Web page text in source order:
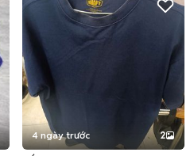
4 ngày trước 2